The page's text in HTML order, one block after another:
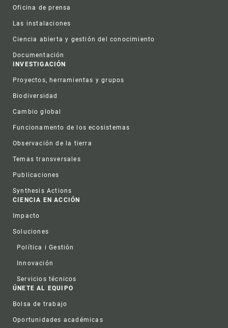
Oficina de prensa
Las instalaciones
Ciencia abierta y gestión del conocimiento
Documentación
INVESTIGACIÓN
Proyectos, herramientas y grupos
Biodiversidad
Cambio global
Funcionamento de los ecosistemas
Observación de la tierra
Temas transversales
Publicaciones
Synthesis Actions
CIENCIA EN ACCIÓN
Impacto
Soluciones
Política i Gestión
Innovación
Servicios técnicos
ÚNETE AL EQUIPO
Bolsa de trabajo
Oportunidades académicas